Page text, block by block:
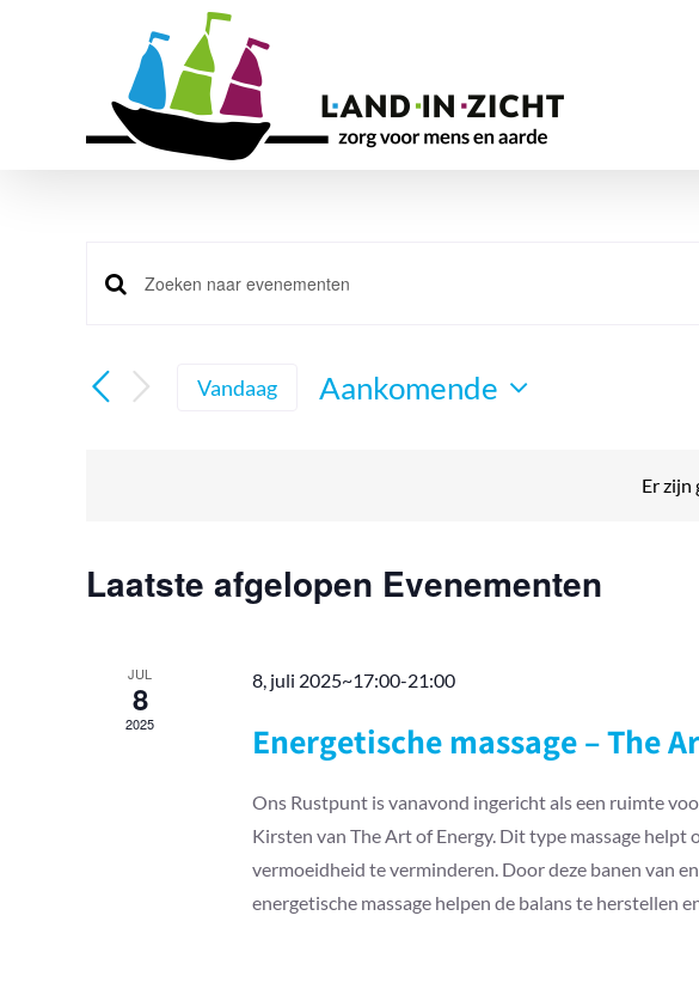
Er zijn
Evenementen
en
weergeven
Vul
in.
Vandaag
Aankomende
Laatste afgelopen Evenementen
JUL
8
2025
8, juli 2025~17:00-21:00
Energetische massage – The
Ons Rustpunt is vanavond ingericht als een ruimte
Kirsten van The Art of Energy. Dit type massage helpt
vermoeidheid te verminderen. Door deze banen van
energetische massage helpen de balans te herstellen